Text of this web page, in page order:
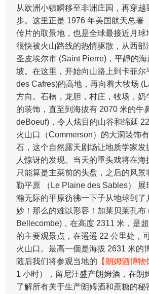
从欧洲小镇瞬移至非洲庄园，再穿越
步。这里正是 1976 年美国航天总署
传片的取景地，也是全球最接近月球
很快被火山路线的热情驱散，从西部
圣皮埃尔市 (Saint Pierre)，平靜的
坡。在这里，开始向山路上到卡菲尔
des Cafres)的高地，再向着大牧场
方向。石楠，龙胆，村庄，牧场，奶
的装饰，直至到海拔有 2070 米的牛
deBoeuf)，令人炫目的山谷和绵延
火山口（Commerson）的大洞装饰
石，这个自然露天剧场让地质学家发
人惊讶的发现。当天的重头戏将在海
只能算是主菜前的头盘，之后的风
勒平原 （Le Plaine des Sables） 展
瀚无际的平原彷彿一下子从地球到了
妙！那么的难以形容！加莱贝莱孔布
Bellecombe)，在高度 2311 米，是
的主要观景点，在遥遥 22 公里处，
火山口。最高一個是海拔 2631 米的
随后我们将参观当地的 【朗姆酒博物
1 小时），留尼汪盛产朗姆酒，在朗
了解所有关于生产朗姆酒和蔗糖的秘